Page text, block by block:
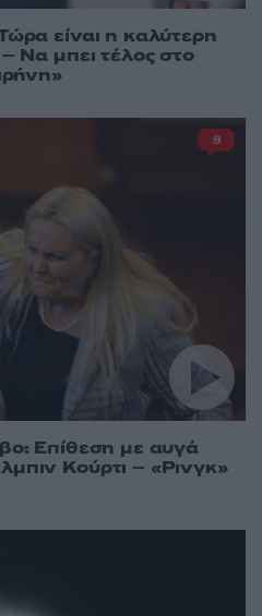
είναι η καλύτερη
Να μπει τέλος στο
Επίθεση με αυγά
Κούρτι – «Ρινγκ»
9